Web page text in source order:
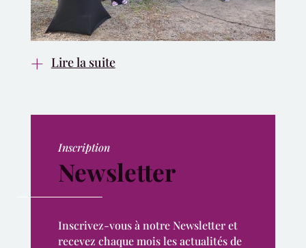
Lire la suite
Inscription
Newsletter
Inscrivez-vous à notre Newsletter et
recevez chaque mois les actualités de